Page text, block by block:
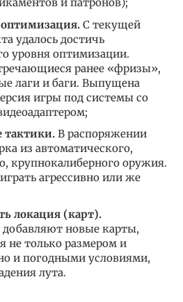
С текущей
удалось достичь
уровня оптимизации.
ранее «фризы»,
лаги и баги. Выпущена
игры под системы со
тактики. В распоряжении
из автоматического,
крупнокалиберного оружия.
агрессивно или же
локация (карт).
добавляют новые карты,
не только размером и
и погодными условиями,
лута.